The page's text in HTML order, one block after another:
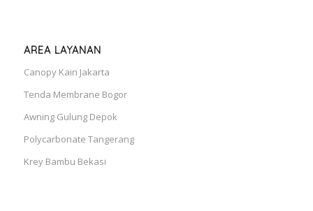
AREA LAYANAN
Canopy Kain Jakarta
Tenda Membrane Bogor
Awning Gulung Depok
Polycarbonate Tangerang
Krey Bambu Bekasi